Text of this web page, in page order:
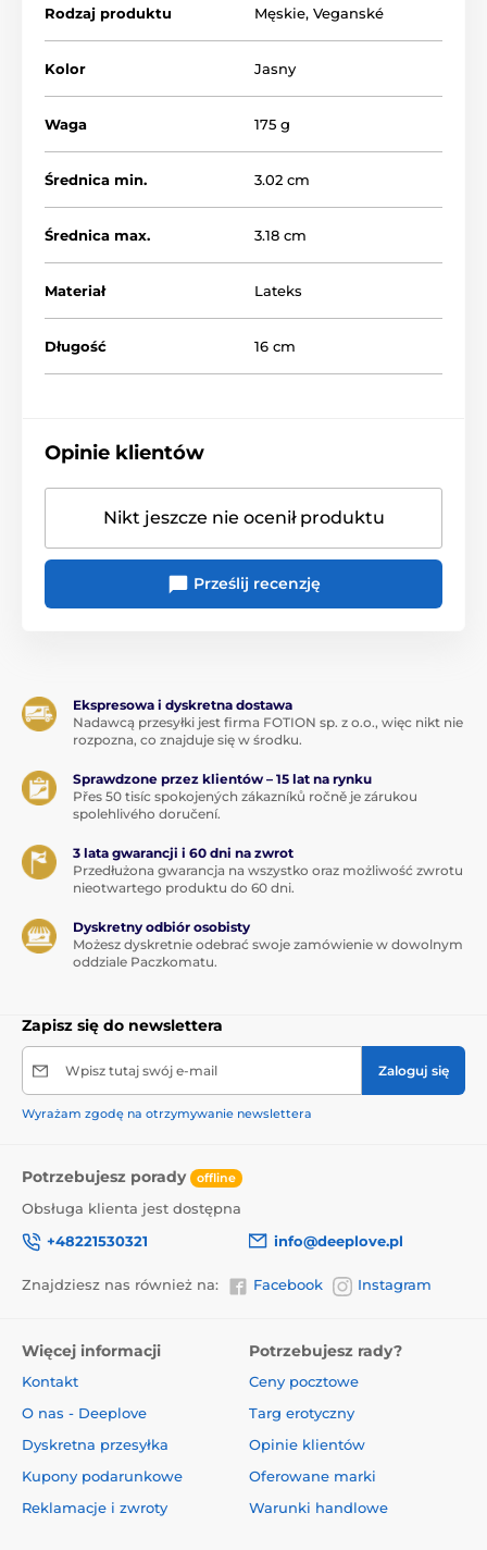
Rodzaj produktu Męskie, Veganské
Kolor Jasny
Waga 175 g
Średnica min. 3.02 cm
Średnica max. 3.18 cm
Materiał Lateks
Długość 16 cm
Opinie klientów
Nikt jeszcze nie ocenił produktu
Prześlij recenzję
Ekspresowa i dyskretna dostawa
Nadawcą przesyłki jest firma FOTION sp. z o.o., więc nikt nie
rozpozna, co znajduje się w środku.
Sprawdzone przez klientów – 15 lat na rynku
Přes 50 tisíc spokojených zákazníků ročně je zárukou
spolehlivého doručení.
3 lata gwarancji i 60 dni na zwrot
Przedłużona gwarancja na wszystko oraz możliwość zwrotu
nieotwartego produktu do 60 dni.
Dyskretny odbiór osobisty
Możesz dyskretnie odebrać swoje zamówienie w dowolnym
oddziale Paczkomatu.
Zapisz się do newslettera
Wpisz tutaj swój e-mail Zaloguj się
Wyrażam zgodę na otrzymywanie newslettera
Potrzebujesz porady offline
Obsługa klienta jest dostępna
+48221530321
info@deeplove.pl
Znajdziesz nas również na: Facebook Instagram
Więcej informacji
Kontakt
O nas - Deeplove
Dyskretna przesyłka
Kupony podarunkowe
Reklamacje i zwroty
Potrzebujesz rady?
Ceny pocztowe
Targ erotyczny
Opinie klientów
Oferowane marki
Warunki handlowe